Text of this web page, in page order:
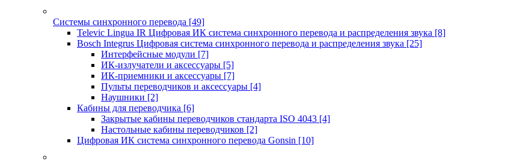
Системы синхронного перевода [49]
Televic Lingua IR Цифровая ИК система синхронного перевода и распределения звука [8]
Bosch Integrus Цифровая система синхронного перевода и распределения звука [25]
Интерфейсные модули [7]
ИК-излучатели и аксессуары [5]
ИК-приемники и аксессуары [7]
Пульты переводчиков и аксессуары [4]
Наушники [2]
Кабины для переводчика [6]
Закрытые кабины переводчиков стандарта ISO 4043 [4]
Настольные кабины переводчиков [2]
Цифровая ИК система синхронного перевода Gonsin [10]